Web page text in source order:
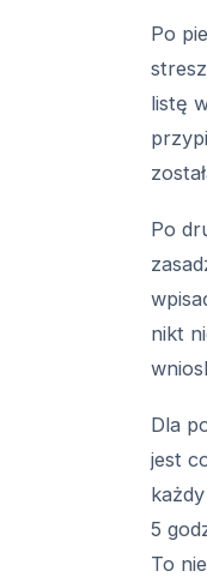
Po
listę
Po
nikt
Dla
jest
5
To